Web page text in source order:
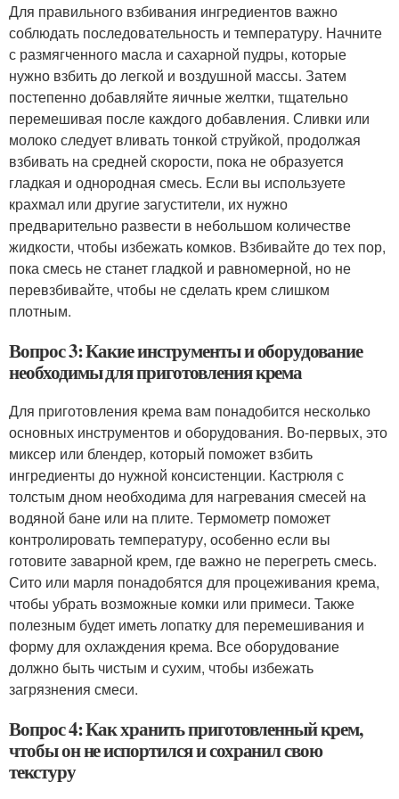
Для правильного взбивания ингредиентов важно
соблюдать последовательность и температуру. Начните
с размягченного масла и сахарной пудры, которые
нужно взбить до легкой и воздушной массы. Затем
постепенно добавляйте яичные желтки, тщательно
перемешивая после каждого добавления. Сливки или
молоко следует вливать тонкой струйкой, продолжая
взбивать на средней скорости, пока не образуется
гладкая и однородная смесь. Если вы используете
крахмал или другие загустители, их нужно
предварительно развести в небольшом количестве
жидкости, чтобы избежать комков. Взбивайте до тех пор,
пока смесь не станет гладкой и равномерной, но не
перевзбивайте, чтобы не сделать крем слишком
плотным.
Вопрос 3: Какие инструменты и оборудование
необходимы для приготовления крема
Для приготовления крема вам понадобится несколько
основных инструментов и оборудования. Во-первых, это
миксер или блендер, который поможет взбить
ингредиенты до нужной консистенции. Кастрюля с
толстым дном необходима для нагревания смесей на
водяной бане или на плите. Термометр поможет
контролировать температуру, особенно если вы
готовите заварной крем, где важно не перегреть смесь.
Сито или марля понадобятся для процеживания крема,
чтобы убрать возможные комки или примеси. Также
полезным будет иметь лопатку для перемешивания и
форму для охлаждения крема. Все оборудование
должно быть чистым и сухим, чтобы избежать
загрязнения смеси.
Вопрос 4: Как хранить приготовленный крем,
чтобы он не испортился и сохранил свою
текстуру